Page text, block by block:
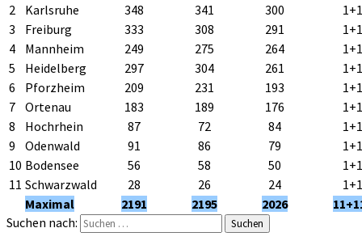
2
Karlsruhe 348 341 300
3
Freiburg 333 308 291
4
Mannheim 249 275 264
5
Heidelberg 297 304 261
6
Pforzheim 209 231 193
7 Ortenau 183 189 176
8
Hochrhein 87 72 84
9
Odenwald 91 86 79
10 Bodensee 56 58 50
11 Schwarzwald 28 26 24
Maximal
2191 2195 2026
Suchen nach:
Suchen